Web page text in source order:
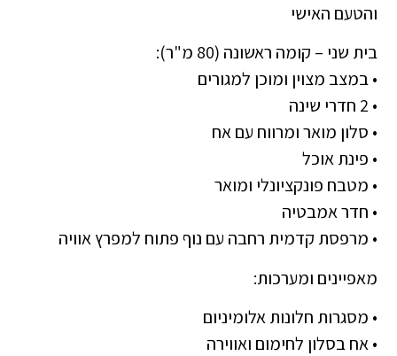
והטעם האישי
בית שני – קומה ראשונה (80 מ"ר):
• במצב מצוין ומוכן למגורים
• 2 חדרי שינה
• סלון מואר ומרווח עם אח
• פינת אוכל
• מטבח פונקציונלי ומואר
• חדר אמבטיה
• מרפסת קדמית רחבה עם נוף פתוח למפרץ אוויה
מאפיינים ומערכות:
• מסגרות חלונות אלומיניום
• אח בסלון לחימום ואווירה